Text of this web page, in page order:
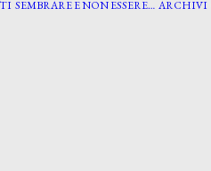
SEMBRARE E NON ESSERE… ARCHIVI